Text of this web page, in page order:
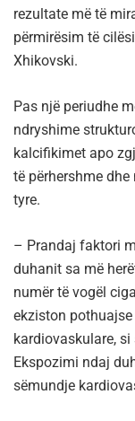
rezultate më të
përmirësim të
Xhikovski.
Pas një periudhe
ndryshime
kalcifikimet apo
të përhershme
tyre.
– Prandaj faktori
duhanit sa më
numër të vogël
ekziston
kardiovaskulare,
Ekspozimi ndaj
sëmundje